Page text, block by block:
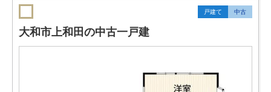
戸建て 中古
大和市上和田の中古一戸建